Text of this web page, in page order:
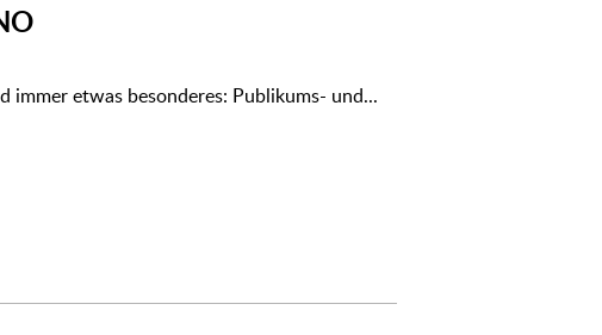
immer etwas besonderes: Publikums- und...